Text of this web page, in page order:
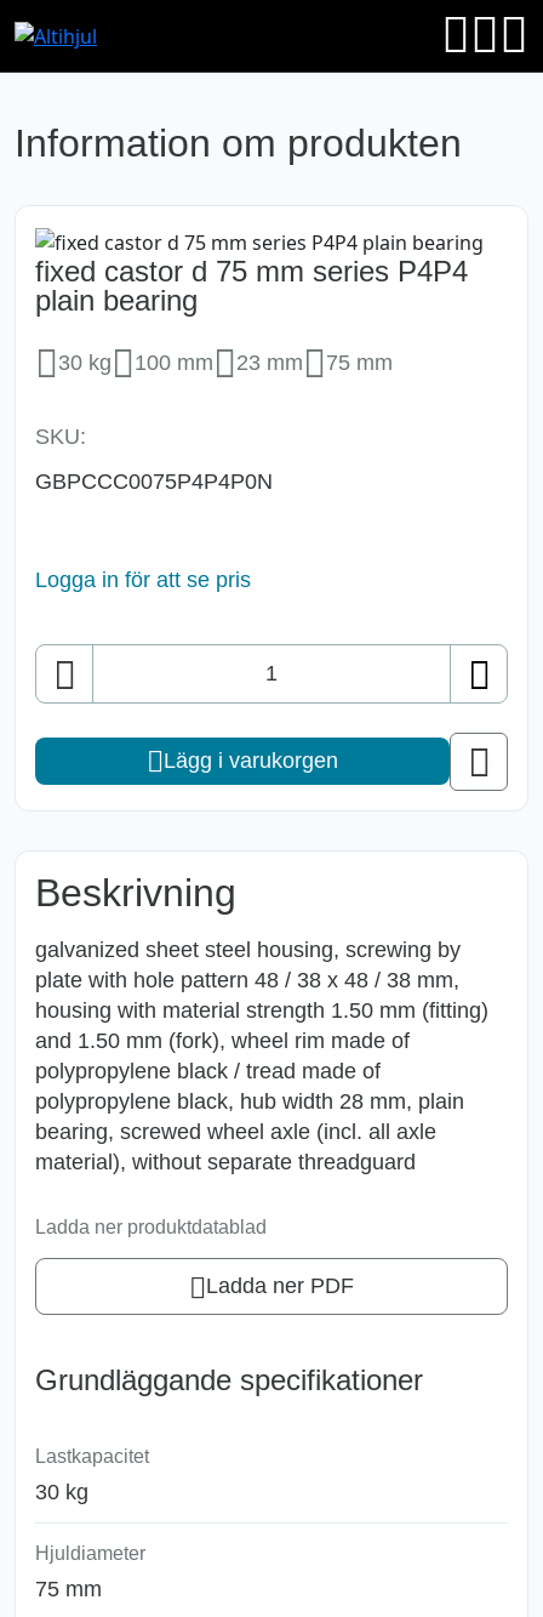
Information om produkten
fixed castor d 75 mm series P4P4
plain bearing
30 kg 100 mm 23 mm 75 mm
SKU:
GBPCCC0075P4P4P0N
Logga in för att se pris
Antal
Lägg i varukorgen
Beskrivning
galvanized sheet steel housing, screwing by
plate with hole pattern 48 / 38 x 48 / 38 mm,
housing with material strength 1.50 mm (fitting)
and 1.50 mm (fork), wheel rim made of
polypropylene black / tread made of
polypropylene black, hub width 28 mm, plain
bearing, screwed wheel axle (incl. all axle
material), without separate threadguard
Ladda ner produktdatablad
Ladda ner PDF
Grundläggande specifikationer
Lastkapacitet
30 kg
Hjuldiameter
75 mm